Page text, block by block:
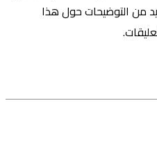
من التوضيحات حول هذا